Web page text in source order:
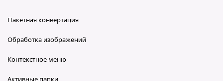
Пакетная конвертация
Обработка изображений
Контекстное меню
Активные папки